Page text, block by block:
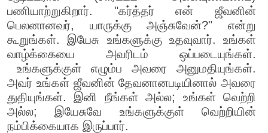
பணியாற்றுகிறார். "கர்த்தர் என் ஜீவனின்
பெலனானவர், யாருக்கு அஞ்சுவேன்?" என்று
கூறுங்கள். இயேசு உங்களுக்கு உதவுவார். உங்கள்
வாழ்க்கையை அவரிடம் ஒப்படையுங்கள்.
உங்களுக்குள் எழும்ப அவரை அனுமதியுங்கள்.
அவர் உங்கள் ஜீவனின் தேவனானபடியினால் அவரை
துதியுங்கள். இனி நீங்கள் அல்ல; உங்கள் வெற்றி
அல்ல; இயேசுவே உங்களுக்குள் வெற்றியின்
நம்பிக்கையாக இருப்பார்.